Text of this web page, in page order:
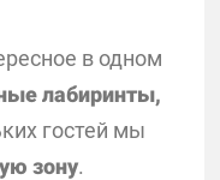
в одном
лабиринты,
гостей мы
зону.